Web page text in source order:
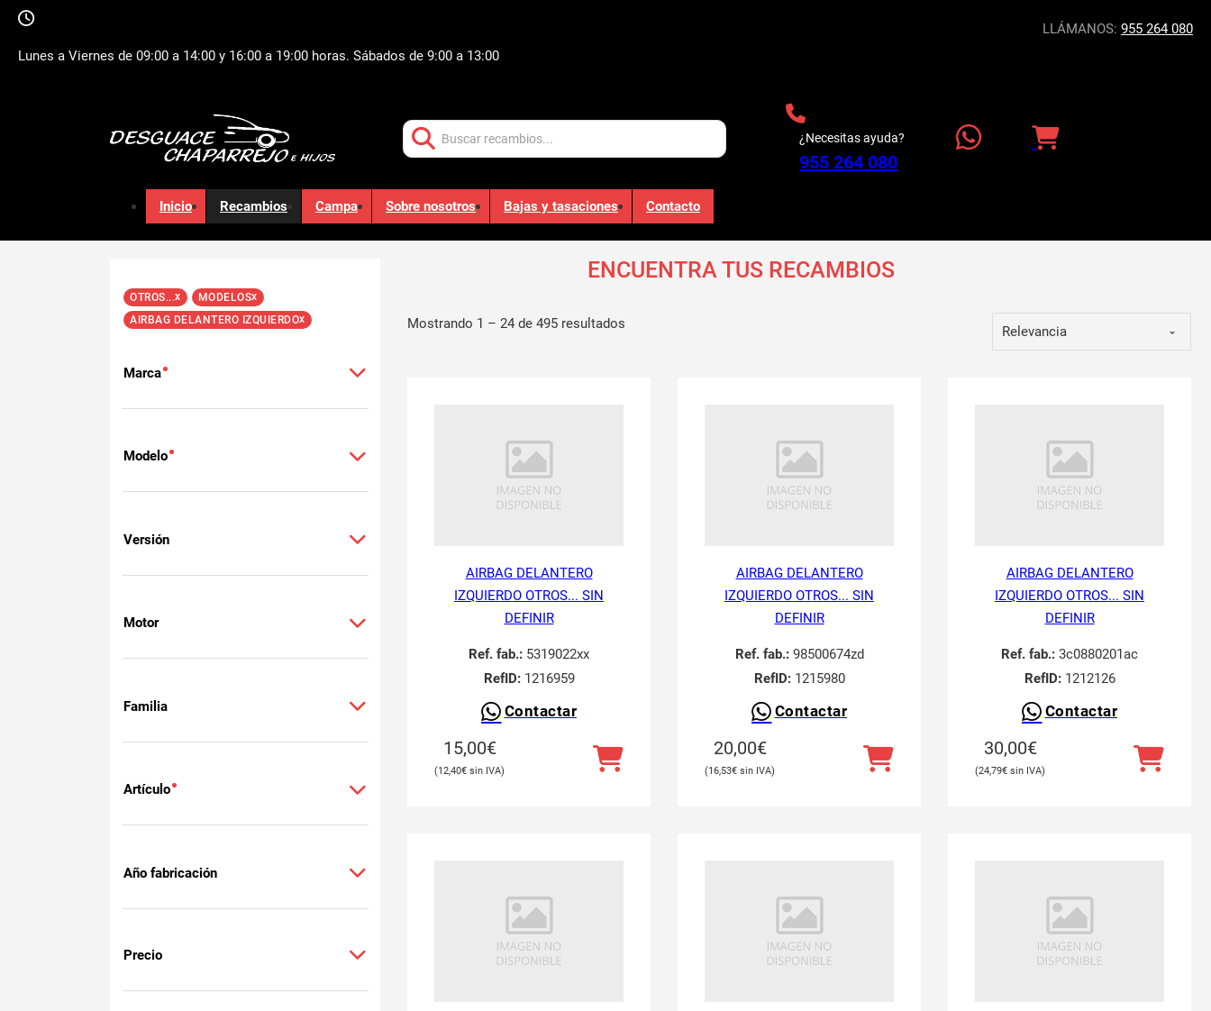
Lunes a Viernes de 09:00 a 14:00 y 16:00 a 19:00 horas. Sábados de 9:00 a 13:00
LLÁMANOS: 955 264 080
¿Necesitas ayuda?
955 264 080
Inicio Recambios Campa Sobre nosotros Bajas y tasaciones Contacto
ENCUENTRA TUS RECAMBIOS
OTROS...x MODELOSx
AIRBAG DELANTERO IZQUIERDOx
Marca
Modelo
Versión
Motor
Familia
Artículo
Año fabricación
Precio
Mostrando 1 – 24 de 495 resultados
AIRBAG DELANTERO
IZQUIERDO OTROS... SIN
DEFINIR
Ref. fab.: 5319022xx
RefID:1216959
Contactar
15,00€
12,40€
AIRBAG DELANTERO
IZQUIERDO OTROS... SIN
DEFINIR
Ref. fab.:98500674zd
RefID:1215980
Contactar
20,00€
16,53€
AIRBAG DELANTERO
IZQUIERDO OTROS... SIN
DEFINIR
Ref. fab.: 3c0880201ac
RefID:1212126
Contactar
30,00€
24,79€